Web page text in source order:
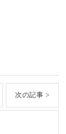
次の記事 >